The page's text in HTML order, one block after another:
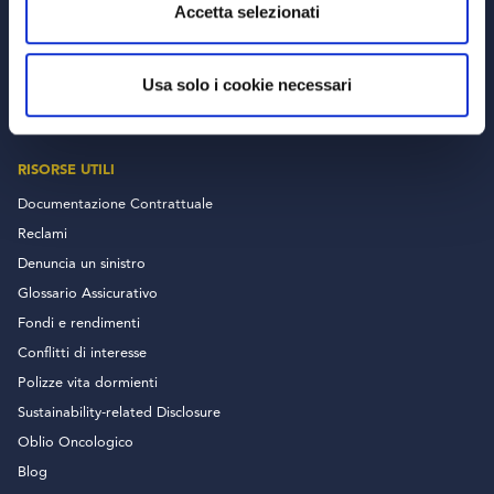
Accetta selezionati
Usa solo i cookie necessari
RISORSE UTILI
Documentazione Contrattuale
Reclami
Denuncia un sinistro
Glossario Assicurativo
Fondi e rendimenti
Conflitti di interesse
Polizze vita dormienti
Sustainability-related Disclosure
Oblio Oncologico
Blog